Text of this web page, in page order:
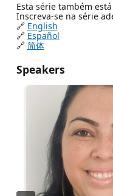
Esta série também
Inscreva-se na série
🔗 English
🔗 Español
🔗 简体
Speakers